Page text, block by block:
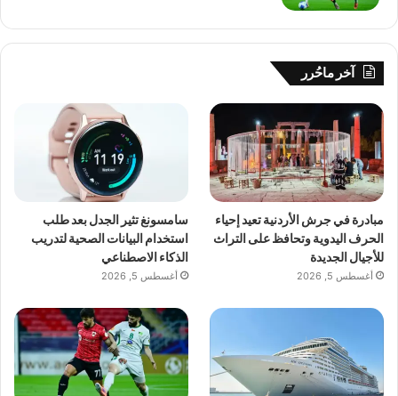
آخر ماحُرر
مبادرة في جرش الأردنية تعيد إحياء
الحرف اليدوية وتحافظ على التراث
للأجيال الجديدة
أغسطس 5, 2026
سامسونغ تثير الجدل بعد طلب
استخدام البيانات الصحية لتدريب
الذكاء الاصطناعي
أغسطس 5, 2026